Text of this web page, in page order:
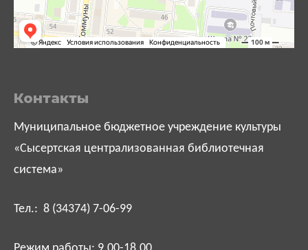
Контакты
Муниципальное бюджетное учреждение культуры
«Сысертская централизованная библиотечная
система»
Тел.: 8 (34374) 7-06-99